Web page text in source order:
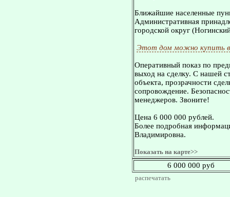
Ближайшие населенные
Административная
городской округ
Этот дом можно купить
Оперативный показ по
выход на сделку. С нашей
объекта, прозрачности
сопровождение.
менеджеров. Звоните!
Цена 6 000 000 рублей.
Более подробная
Владимировна.
Показать на карте>>
6 000 000 руб
распечатать